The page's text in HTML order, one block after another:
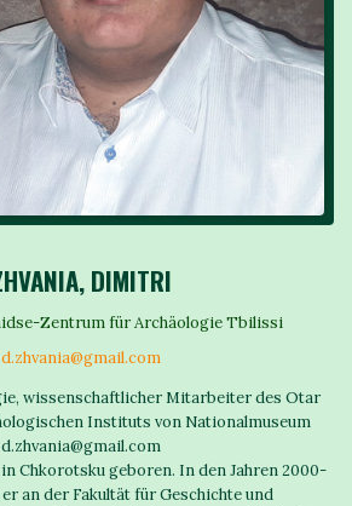
DIMITRI
Zentrum für Archäologie Tbilissi
d.zhvania@gmail.com
wissenschaftlicher Mitarbeiter des Otar
Instituts von Nationalmuseum
d.zhvania@gmail.com
Chkorotsku geboren. In den Jahren 2000-
an der Fakultät für Geschichte und